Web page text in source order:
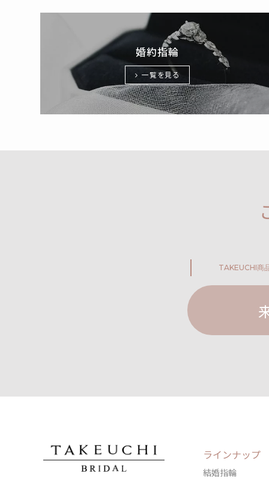
婚約指輪
一覧を見る
TAKEUCHI商
ラインナップ
結婚指輪